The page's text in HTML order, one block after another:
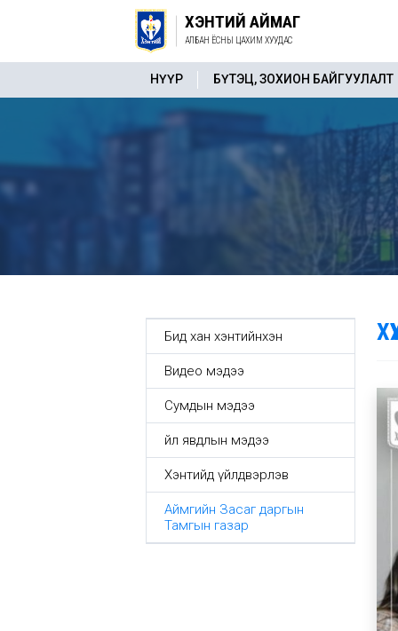
ХЭНТИЙ АЙМАГ
АЛБАН ЁСНЫ ЦАХИМ ХУУДАС
НҮҮР БҮТЭЦ, ЗОХИОН БАЙГУУЛАЛТ
Бид хан хэнтийнхэн
Видео мэдээ
Сумдын мэдээ
Үйл явдлын мэдээ
Хэнтийд үйлдвэрлэв
Аймгийн Засаг даргын
Тамгын газар